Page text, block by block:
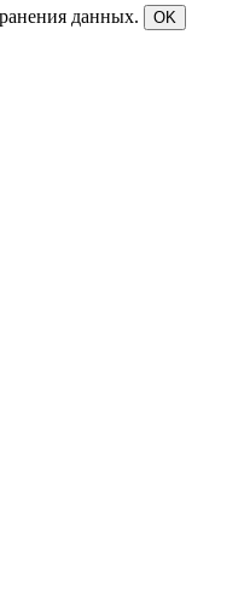
данных. OK